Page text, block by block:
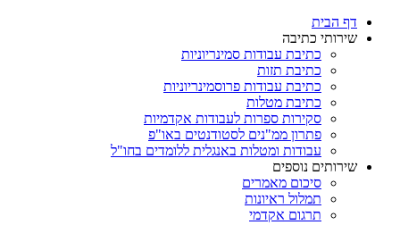
דף הבית
שירותי כתיבה
כתיבת עבודות סמינריוניות
כתיבת תזות
כתיבת עבודות פרוסמינריוניות
כתיבת מטלות
סקירות ספרות לעבודות אקדמיות
פתרון ממ"נים לסטודנטים באו"פ
עבודות ומטלות באנגלית ללומדים בחו"ל
שירותים נוספים
סיכום מאמרים
תמלול ראיונות
תרגום אקדמי